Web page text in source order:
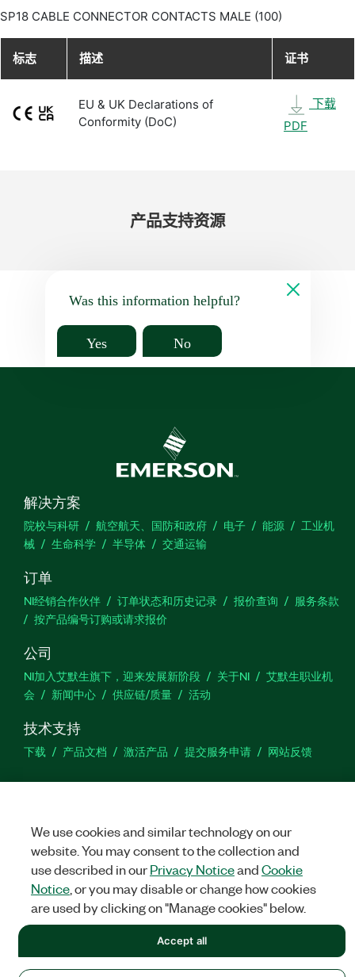
SP18 CABLE CONNECTOR CONTACTS MALE (100)
标志 描述 证书
EU & UK Declarations of
Conformity (DoC)
下载
PDF
产品​支持​资源
Was this information helpful?
Yes No
解决方案
院校与科研 航空航天、国防和政府 电子 能源
工业机
械
生命科学 半导体 交通运输
订单
NI经销合作伙伴 订单状态和历史记录 报价查询
服务条款
按产品编号订购或请求报价
公司
NI加入艾默生旗下，迎来发展新阶段 关于NI
艾默生职业机
会
新闻中心 供应链/质量 活动
技术支持
下载 产品文档 激活产品 提交服务申请 网站反馈
法律信息|IMPRINT|中国特定隐私声明|隐私声明|Manage
NATIONAL INSTRUMENTS CORP. 恩艾 (中国) 仪器有限公司 版权所
有.沪ICP备09002359号. 沪公网安备 31011502018878号
We use cookies and similar technology on our
website. You may consent to the collection and
use described in ourPrivacy NoticeandCookie
Notice, or you may disable or change how cookies
are used by clicking on "Manage cookies" below.
Accept all